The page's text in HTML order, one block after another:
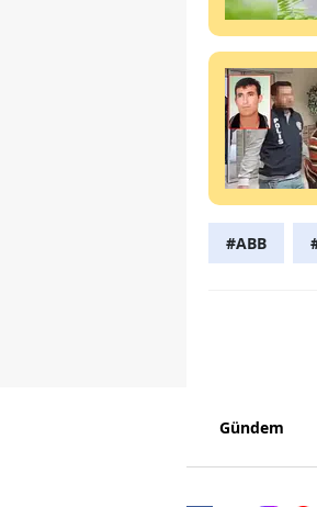
#ABB
Gündem